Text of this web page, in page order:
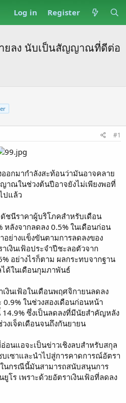
Log in Register
ายลง นับเป็นสัญญาณที่ดีต่อ
#1
อกมากำลังสะท้อนว่ามันอาจคลาย
าณในช่วงต้นปีอาจยังไม่เพียงพอที่
ปแล้ว
ชนีราคาผู้บริโภคสำหรับเดือน
หลังจากลดลง 0.5% ในเดือนก่อน
ย่างแข็งขันตามการลดลงของ
งินเฟ้อประจำปีชะลอตัวจาก
อย่างไรก็ตาม ผลกระทบจากฐาน
ได้ในเดือนกุมภาพันธ์
งินเฟ้อในเดือนพฤศจิกายนลดลง
ในช่วงสองเดือนก่อนหน้า
14.9% ซึ่งเป็นลดลงที่มีนัยสำคัญหลัง
งเจ็ดเดือนจนถึงกันยายน
อนแอจะเป็นข่าวเชิงลบสำหรับสกุล
บเซาและนำไปสู่การคาดการณ์อัตรา
นกรณีนี้มันสามารถสนับสนุนการ
ยูโร เพราะด้วยอัตราเงินเฟ้อที่ลดลง